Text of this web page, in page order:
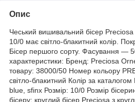
Опис
Чеський вишивальний бісер
10/0 має світло-блакитний колір.
Бісер першого сорту. Фасування —
характеристики: Бренд: Preciosa
товару: 38000/50 Номер кольору
світло-блакитний Колір за
blue, sfinx Розмір: 10/0 Розмір
бісеру: круглий бісер Preciosa з